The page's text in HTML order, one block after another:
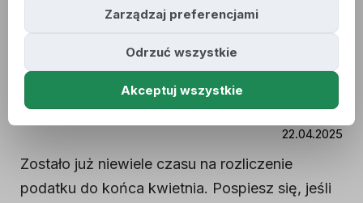
termin rozliczenia
podatku na maj
[instrukcja]
22.04.2025
Zostało już niewiele czasu na rozliczenie
podatku do końca kwietnia. Pospiesz się, jeśli
Zarządzaj preferencjami
Odrzuć wszystkie
Akceptuj wszystkie